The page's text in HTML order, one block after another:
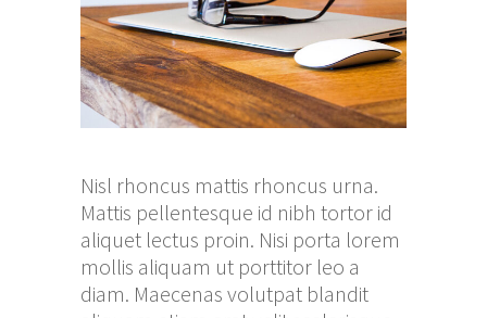
Nisl rhoncus mattis rhoncus urna.
Mattis pellentesque id nibh tortor id
aliquet lectus proin. Nisi porta lorem
mollis aliquam ut porttitor leo a
diam. Maecenas volutpat blandit